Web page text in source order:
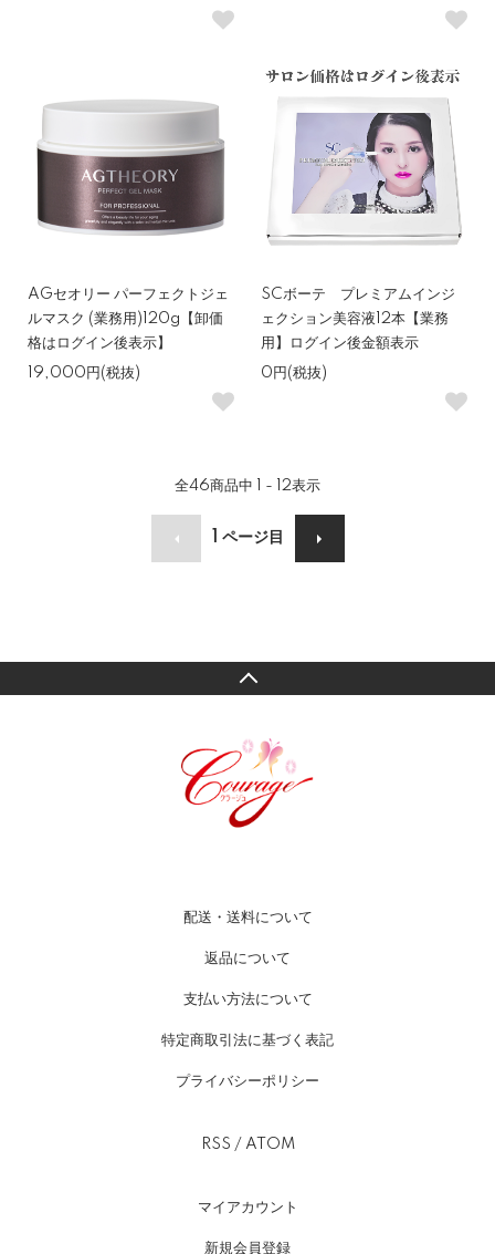
AGセオリー パーフェクトジェ
ルマスク (業務用)120g【卸価
格はログイン後表示】
19,000円(税抜)
SCボーテ プレミアムインジ
ェクション美容液12本【業務
用】ログイン後金額表示
0円(税抜)
全46商品中 1 - 12表示
ページ目
配送・送料について
返品について
支払い方法について
特定商取引法に基づく表記
プライバシーポリシー
RSS / ATOM
マイアカウント
新規会員登録